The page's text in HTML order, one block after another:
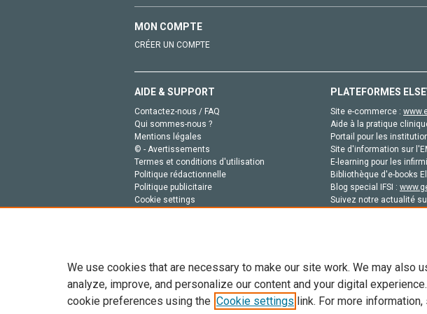
MON COMPTE
CRÉER UN COMPTE
AIDE & SUPPORT
Contactez-nous / FAQ
Qui sommes-nous ?
Mentions légales
© - Avertissements
Termes et conditions d'utilisation
Politique rédactionnelle
Politique publicitaire
Cookie settings
PLATEFORMES
Site e-commerce :
Aide à la pratique
Portail pour les
Site d'information sur
E-learning pour les
Bibliothèque d'e-books
Blog special IFSI :
Suivez notre actualité
Tout le contenu de ce site: Copyright © 2026 Elsevier, ses concédants de
We use cookies that are necessary to make our site work. We may also
analyze, improve, and personalize our content and your digital
cookie preferences using the Cookie settings link. For more information,